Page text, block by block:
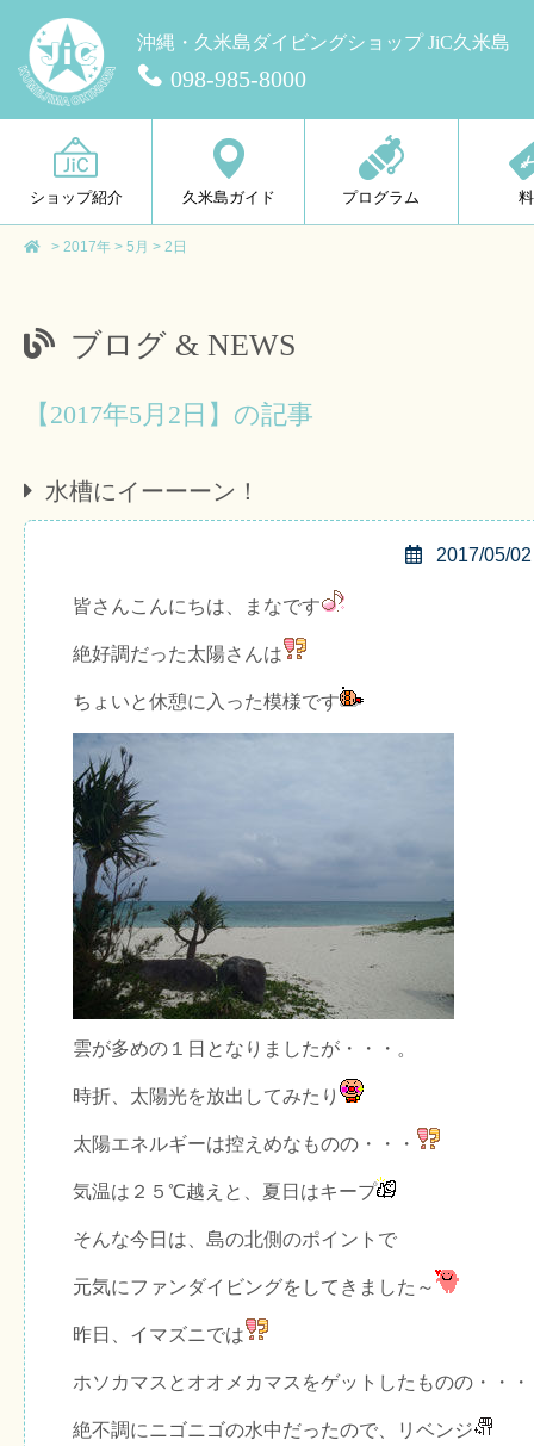
沖縄・久米島ダイビングショップ JiC久米島
098-985-8000
ショップ紹介 久米島ガイド プログラム
> 2017年 > 5月 > 2日
ブログ & NEWS
【2017年5月2日】の記事
水槽にイーーーン！
2017/05/02
皆さんこんにちは、まなです
絶好調だった太陽さんは
ちょいと休憩に入った模様です
雲が多めの１日となりましたが・・・。
時折、太陽光を放出してみたり
太陽エネルギーは控えめなものの・・・
気温は２５℃越えと、夏日はキープ
そんな今日は、島の北側のポイントで
元気にファンダイビングをしてきました～
昨日、イマズニでは
ホソカマスとオオメカマスをゲットしたものの・・・
絶不調にニゴニゴの水中だったので、リベンジ